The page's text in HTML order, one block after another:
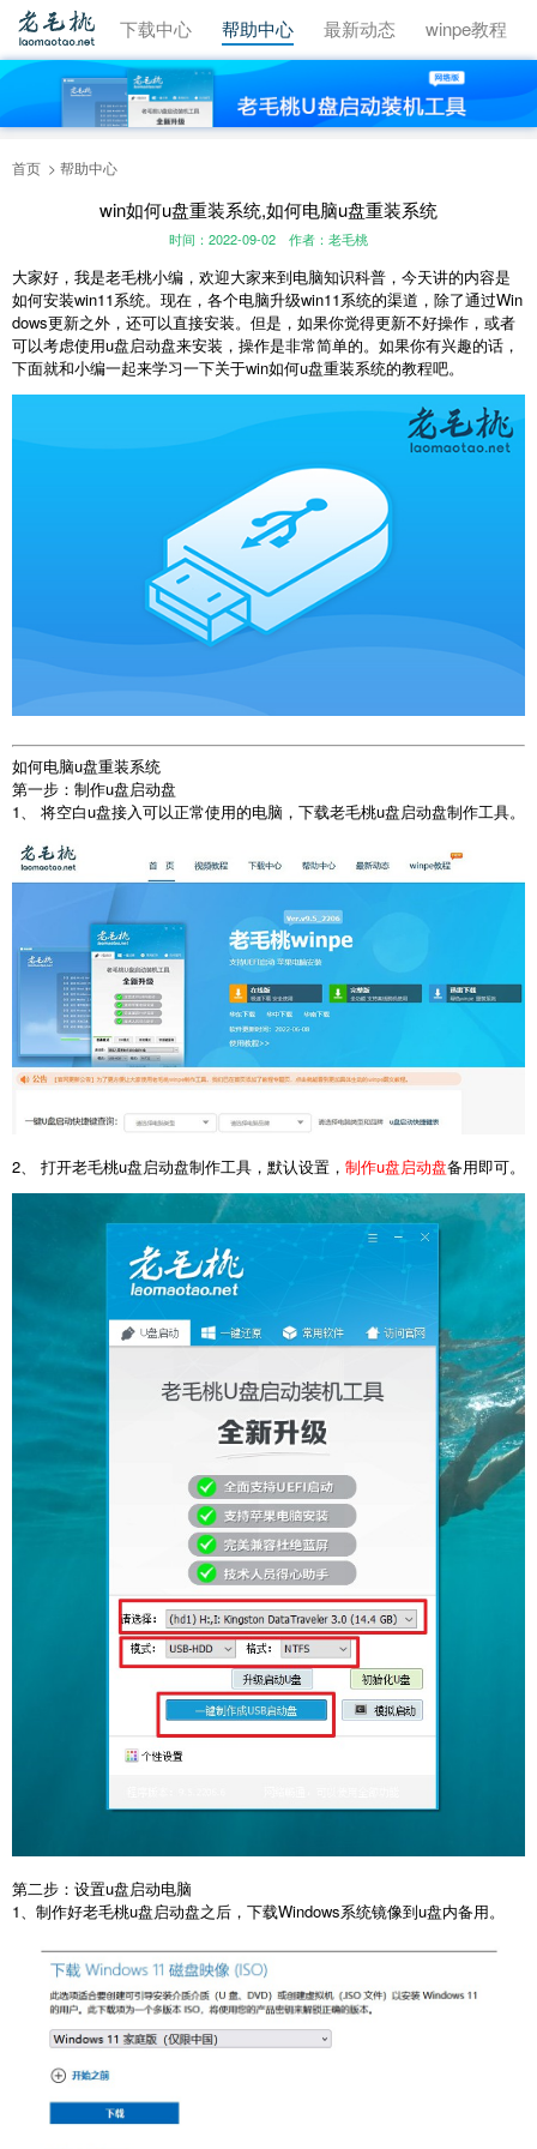
视频教程 下载中心 帮助中心 最新动态 winpe教程
首页 帮助中心
win如何u盘重装系统,如何电脑u盘重装系统
时间：2022-09-02 作者：老毛桃
大家好，我是老毛桃小编，欢迎大家来到电脑知识科普，今天讲的内容是
如何安装win11系统。现在，各个电脑升级win11系统的渠道，除了通过Win
dows更新之外，还可以直接安装。但是，如果你觉得更新不好操作，或者
可以考虑使用u盘启动盘来安装，操作是非常简单的。如果你有兴趣的话，
下面就和小编一起来学习一下关于win如何u盘重装系统的教程吧。
如何电脑u盘重装系统
第一步：制作u盘启动盘
1、 将空白u盘接入可以正常使用的电脑，下载老毛桃u盘启动盘制作工具。
2、 打开老毛桃u盘启动盘制作工具，默认设置， 制作u盘启动盘备用即可。
第二步：设置u盘启动电脑
1、制作好老毛桃u盘启动盘之后，下载Windows系统镜像到u盘内备用。